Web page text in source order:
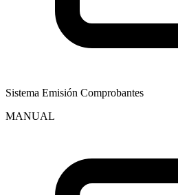
Sistema Emisión Comprobantes
MANUAL